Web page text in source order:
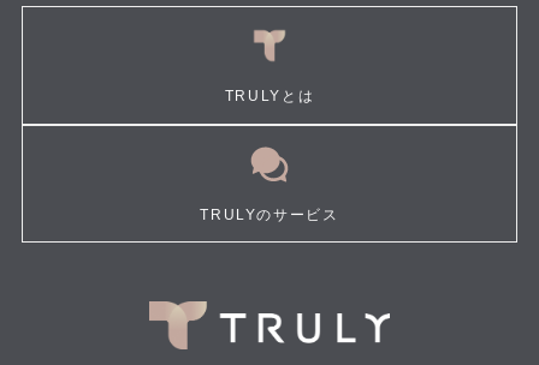
TRULYとは
TRULYのサービス